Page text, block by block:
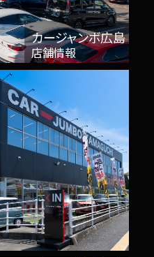
カージャンボ広島
店舗情報